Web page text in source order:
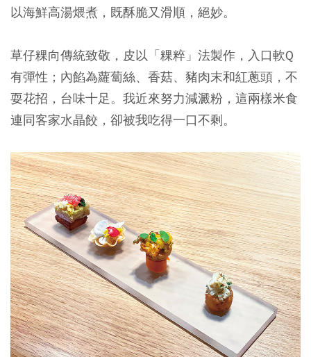
以海鮮高湯煨煮，既酥脆又滑順，絕妙。
草仔粿向傳統致敬，皮以「粿粹」法製作，入口軟Q
有彈性；內餡為蘿蔔絲、香菇、豬肉末和紅蔥頭，不
耍花招，台味十足。我近來努力減澱粉，這兩樣米食
連同客家水晶餃，卻被我吃得一口不剩。